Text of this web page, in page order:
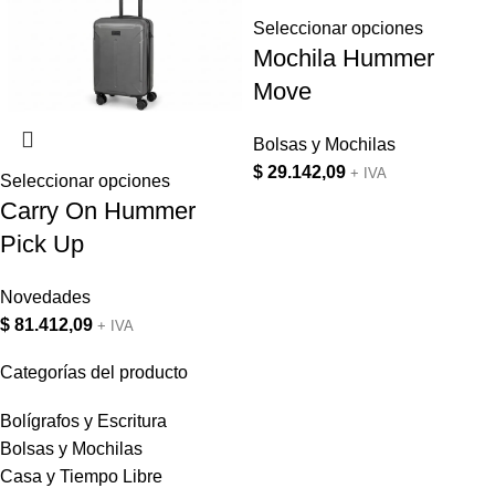
Categorías del producto
Bolígrafos y Escritura
Bolsas y Mochilas
Casa y Tiempo Libre
Seleccionar opciones
Carry On Hummer
Pick Up
Novedades
$ 81.412,09 + IVA
Seleccionar opciones
Mochila Hummer
Move
Bolsas y Mochilas
$ 29.142,09 + IVA